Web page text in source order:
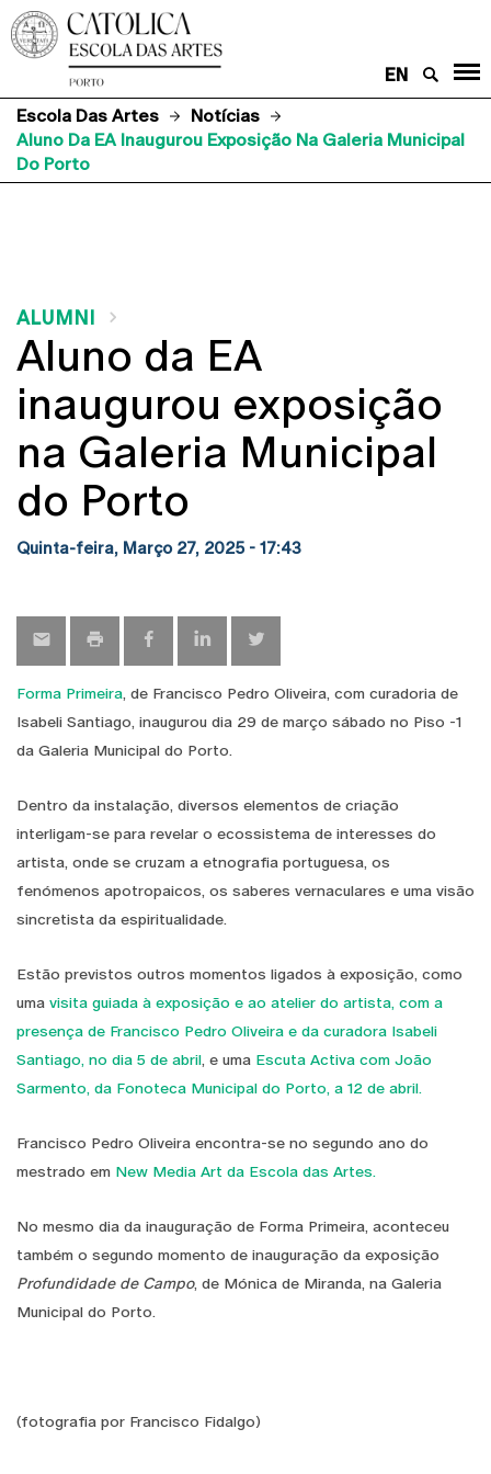
EN
Escola Das Artes
Notícias
Aluno Da EA Inaugurou Exposição Na Galeria Municipal
Do Porto
ALUMNI
Aluno da EA
inaugurou exposição
na Galeria Municipal
do Porto
Quinta-feira, Março 27, 2025 - 17:43
Forma Primeira , de Francisco Pedro Oliveira, com curadoria de
Isabeli Santiago, inaugurou dia 29 de março sábado no Piso -1
da Galeria Municipal do Porto.
Dentro da instalação, diversos elementos de criação
interligam-se para revelar o ecossistema de interesses do
artista, onde se cruzam a etnografia portuguesa, os
fenómenos apotropaicos, os saberes vernaculares e uma visão
sincretista da espiritualidade.
Estão previstos outros momentos ligados à exposição, como
uma visita guiada à exposição e ao atelier do artista, com a
presença de Francisco Pedro Oliveira e da curadora Isabeli
Santiago, no dia 5 de abril , e uma Escuta Activa com João
Sarmento, da Fonoteca Municipal do Porto, a 12 de abril.
Francisco Pedro Oliveira encontra-se no segundo ano do
mestrado em New Media Art da Escola das Artes.
No mesmo dia da inauguração de Forma Primeira, aconteceu
também o segundo momento de inauguração da exposição
Profundidade de Campo, de Mónica de Miranda, na Galeria
Municipal do Porto.
(fotografia por Francisco Fidalgo)